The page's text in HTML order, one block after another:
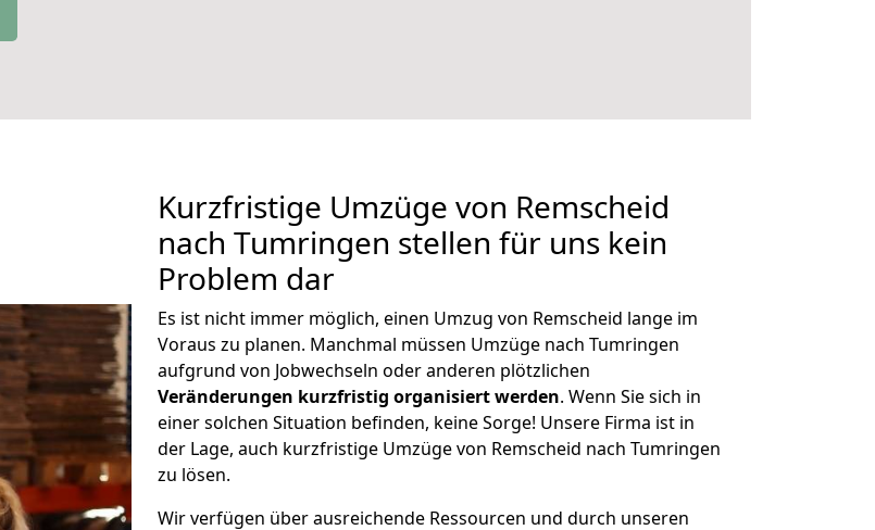
Kurzfristige Umzüge von Remscheid
nach Tumringen stellen für uns kein
Problem dar
Es ist nicht immer möglich, einen Umzug von Remscheid lange im
Voraus zu planen. Manchmal müssen Umzüge nach Tumringen
aufgrund von Jobwechseln oder anderen plötzlichen
Veränderungen kurzfristig organisiert werden. Wenn Sie sich in
einer solchen Situation befinden, keine Sorge! Unsere Firma ist in
der Lage, auch kurzfristige Umzüge von Remscheid nach Tumringen
zu lösen.
Wir verfügen über ausreichende Ressourcen und durch unseren